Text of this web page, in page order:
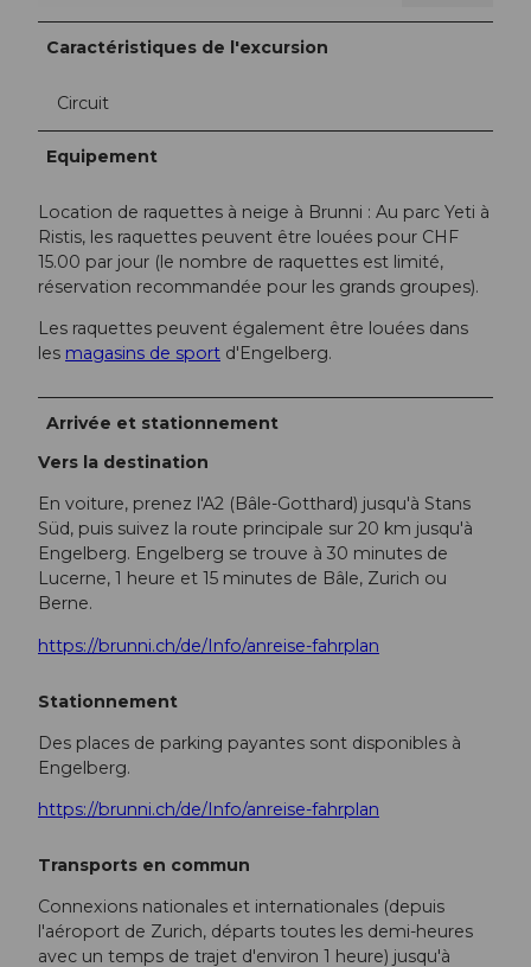
Caractéristiques de l'excursion
Circuit
Equipement
Location de raquettes à neige à Brunni : Au parc Yeti à
Ristis, les raquettes peuvent être louées pour CHF
15.00 par jour (le nombre de raquettes est limité,
réservation recommandée pour les grands groupes).
Les raquettes peuvent également être louées dans
les magasins de sport d'Engelberg.
Arrivée et stationnement
Vers la destination
En voiture, prenez l'A2 (Bâle-Gotthard) jusqu'à Stans
Süd, puis suivez la route principale sur 20 km jusqu'à
Engelberg. Engelberg se trouve à 30 minutes de
Lucerne, 1 heure et 15 minutes de Bâle, Zurich ou
Berne.
https://brunni.ch/de/Info/anreise-fahrplan
Stationnement
Des places de parking payantes sont disponibles à
Engelberg.
https://brunni.ch/de/Info/anreise-fahrplan
Transports en commun
Connexions nationales et internationales (depuis
l'aéroport de Zurich, départs toutes les demi-heures
avec un temps de trajet d'environ 1 heure) jusqu'à